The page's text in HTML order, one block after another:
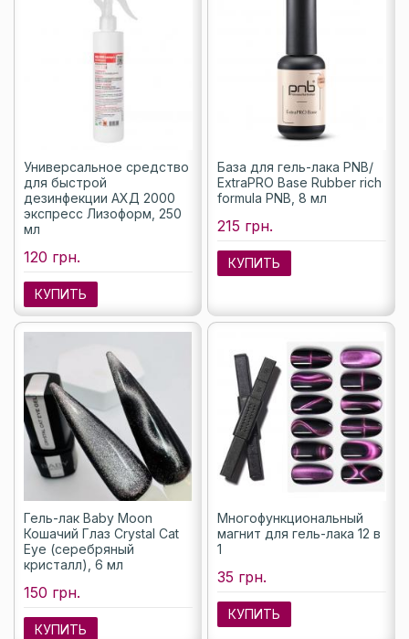
Универсальное средство
для быстрой
дезинфекции АХД 2000
экспресс Лизоформ, 250
мл
120 грн.
КУПИТЬ
База для гель-лака PNB/
ExtraPRO Base Rubber rich
formula PNB, 8 мл
215 грн.
КУПИТЬ
Гель-лак Baby Moon
Кошачий Глаз Crystal Cat
Eye (серебряный
кристалл), 6 мл
150 грн.
КУПИТЬ
Многофункциональный
магнит для гель-лака 12 в
1
35 грн.
КУПИТЬ